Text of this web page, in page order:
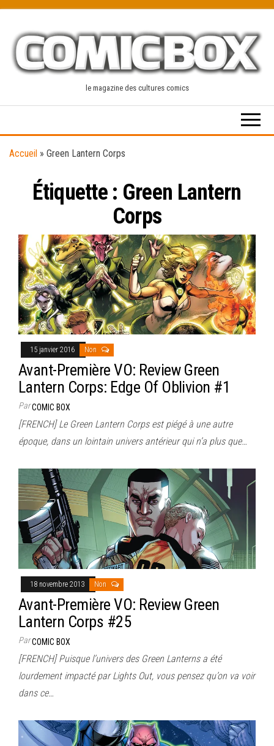
content
le magazine des cultures comics
Accueil » Green Lantern Corps
Étiquette : Green Lantern
Corps
15 janvier 2016 Non
Avant-Première VO: Review Green
Lantern Corps: Edge Of Oblivion #1
ParCOMIC BOX
[FRENCH] Le Green Lantern Corps est piégé à une autre
époque, dans un lointain univers antérieur qui n’a plus que…
18 novembre 2013 Non
Avant-Première VO: Review Green
Lantern Corps #25
ParCOMIC BOX
[FRENCH] Puisque l’univers des Green Lanterns a été
lourdement impacté par Lights Out, vous pensez qu’on va voir
dans ce…